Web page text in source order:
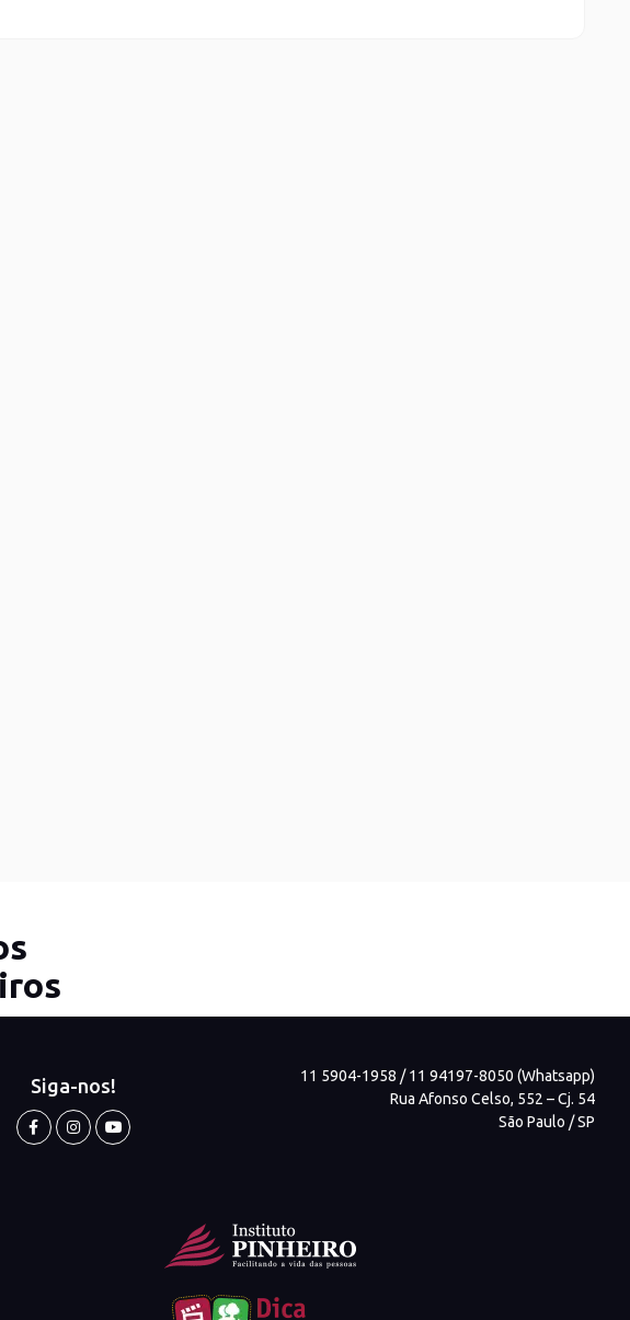
Siga-nos!
11 5904-1958 / 11 94197-8050 (Whatsapp)
Rua Afonso Celso, 552 – Cj. 54
São Paulo / SP